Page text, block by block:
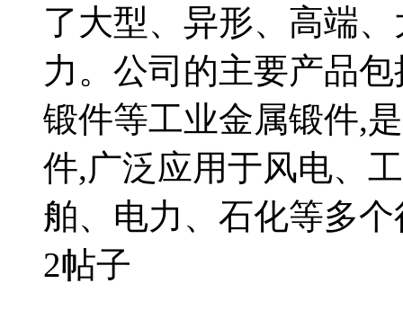
了大型、异形、高端
力。公司的主要产品
锻件等工业金属锻件,
件,广泛应用于风电、
舶、电力、石化等多
2帖子